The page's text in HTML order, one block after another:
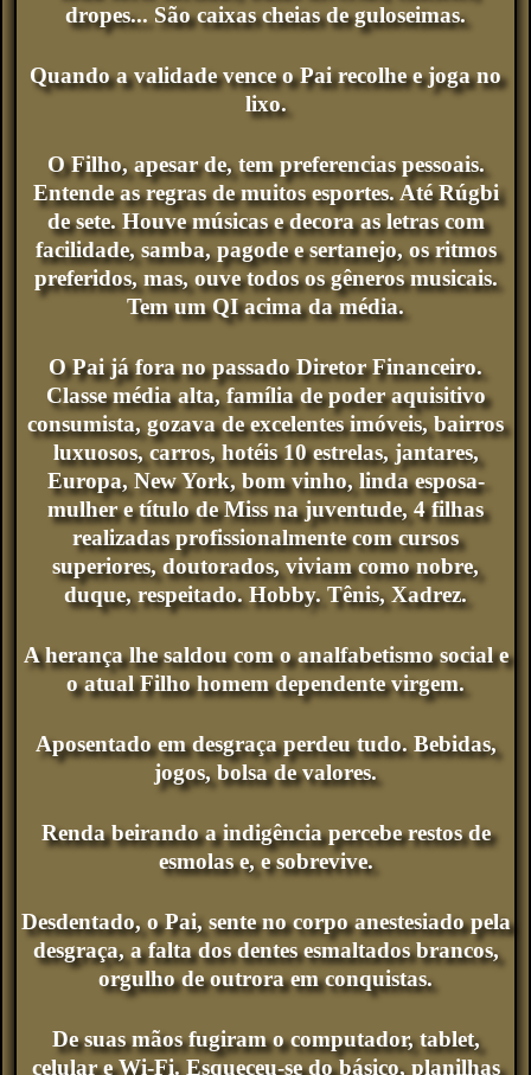
dropes... São caixas cheias de guloseimas.
Quando a validade vence o Pai recolhe e joga no
lixo.
O Filho, apesar de, tem preferencias pessoais.
Entende as regras de muitos esportes. Até Rúgbi
de sete. Houve músicas e decora as letras com
facilidade, samba, pagode e sertanejo, os ritmos
preferidos, mas, ouve todos os gêneros musicais.
Tem um QI acima da média.
O Pai já fora no passado Diretor Financeiro.
Classe média alta, família de poder aquisitivo
consumista, gozava de excelentes imóveis, bairros
luxuosos, carros, hotéis 10 estrelas, jantares,
Europa, New York, bom vinho, linda esposa-
mulher e título de Miss na juventude, 4 filhas
realizadas profissionalmente com cursos
superiores, doutorados, viviam como nobre,
duque, respeitado. Hobby. Tênis, Xadrez.
A herança lhe saldou com o analfabetismo social e
o atual Filho homem dependente virgem.
Aposentado em desgraça perdeu tudo. Bebidas,
jogos, bolsa de valores.
Renda beirando a indigência percebe restos de
esmolas e, e sobrevive.
Desdentado, o Pai, sente no corpo anestesiado pela
desgraça, a falta dos dentes esmaltados brancos,
orgulho de outrora em conquistas.
De suas mãos fugiram o computador, tablet,
celular e Wi-Fi. Esqueceu-se do básico, planilhas